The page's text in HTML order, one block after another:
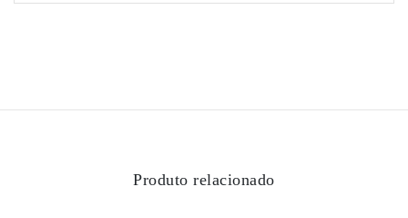
Produto relacionado